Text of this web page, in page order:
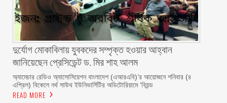
দুর্যোগ মোকাবিলায় যুবকদের সম্পৃক্ত হওয়ার আহ্বান
জানিয়েছেন প্রেসিডেন্ট ড. মির শাহ আলম ‎ ‎
অ্যামেচার রেডিও অ্যাসোসিয়েশন বাংলাদেশ (এআরএবি)’র আয়োজনে শনিবার (৪
এপ্রিল) বিকেলে নর্থ সাউথ ইউনিভার্সিটির অডিটোরিয়ামে ‘বিয়ন্ড
READ MORE